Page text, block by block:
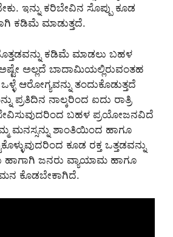
ಇನ್ನು ಕರಿಬೇವಿನ ಸೊಪ್ಪು ಕೂಡ
ಕಡಿಮೆ ಮಾಡುತ್ತದೆ.
ಕಡಿಮೆ ಮಾಡಲು ಬಹಳ
ಅಲ್ಲದೆ ಬಾದಾಮಿಯಲ್ಲಿರುವಂತಹ
ಆರೋಗ್ಯವನ್ನು ತಂದುಕೊಡುತ್ತದೆ
ಪ್ರತಿದಿನ ನಾಲ್ಕರಿಂದ ಐದು ರಾತ್ರಿ
ಸೇವಿಸುವುದರಿಂದ ಬಹಳ ಪ್ರಯೋಜನವಿದೆ
ಮನಸ್ಸನ್ನು ಶಾಂತಿಯಿಂದ ಹಾಗೂ
ಕೂಡ ರಕ್ತ ಒತ್ತಡವನ್ನು
ಜನರು ವ್ಯಾಯಾಮ ಹಾಗೂ
ಕೊಡಬೇಕಾಗಿದೆ.